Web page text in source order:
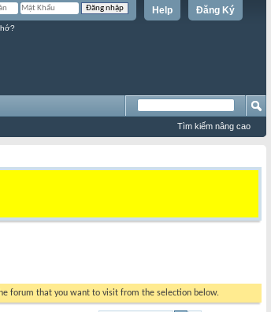
Đăng Ký
Help
Tìm kiếm nâng cao
forum that you want to visit from the selection below.